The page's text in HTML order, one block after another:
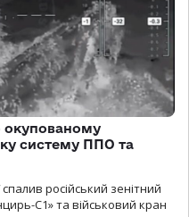
окупованому
систему ППО та
російський зенітний
С1» та військовий кран